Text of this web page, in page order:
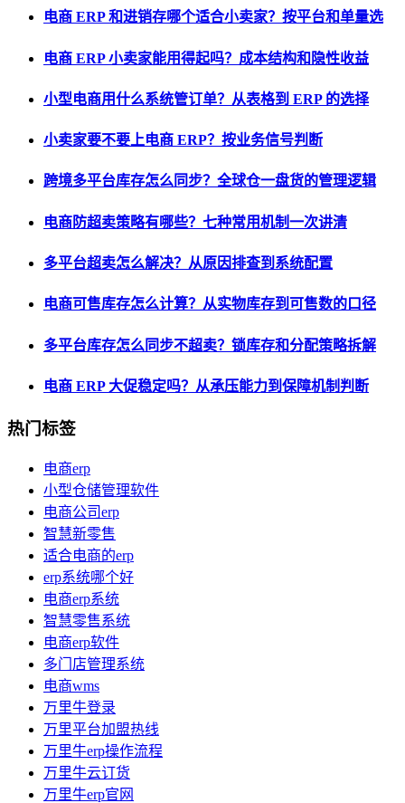
电商 ERP 和进销存哪个适合小卖家？按平台和单量选
电商 ERP 小卖家能用得起吗？成本结构和隐性收益
小型电商用什么系统管订单？从表格到 ERP 的选择
小卖家要不要上电商 ERP？按业务信号判断
跨境多平台库存怎么同步？全球仓一盘货的管理逻辑
电商防超卖策略有哪些？七种常用机制一次讲清
多平台超卖怎么解决？从原因排查到系统配置
电商可售库存怎么计算？从实物库存到可售数的口径
多平台库存怎么同步不超卖？锁库存和分配策略拆解
电商 ERP 大促稳定吗？从承压能力到保障机制判断
热门标签
电商erp
小型仓储管理软件
电商公司erp
智慧新零售
适合电商的erp
erp系统哪个好
电商erp系统
智慧零售系统
电商erp软件
多门店管理系统
电商wms
万里牛登录
万里平台加盟热线
万里牛erp操作流程
万里牛云订货
万里牛erp官网